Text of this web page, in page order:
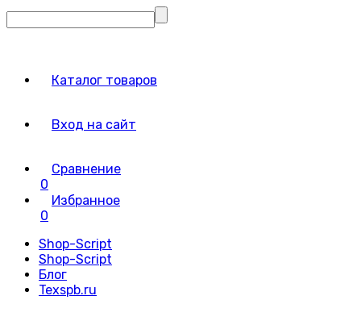
Каталог товаров
Вход на сайт
Сравнение
0
Избранное
0
Shop-Script
Shop-Script
Блог
Texspb.ru